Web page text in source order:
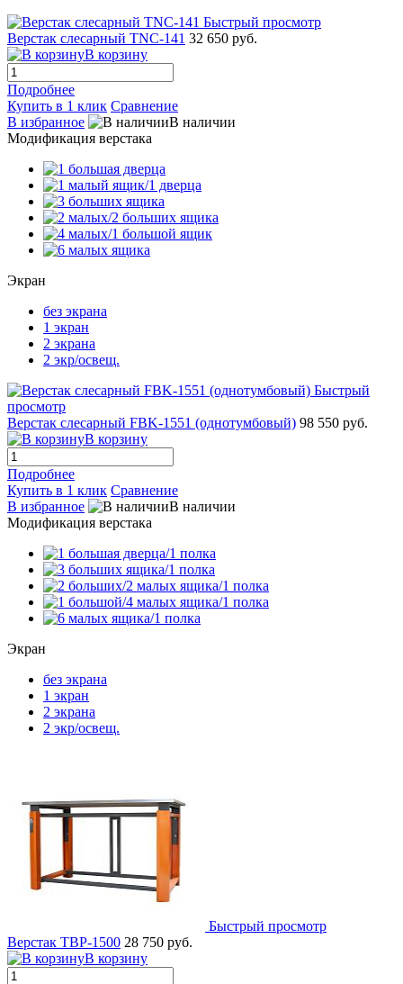
Быстрый просмотр
Верстак слесарный TNC-141 32 650 руб.
В корзину
Подробнее
Купить в 1 клик Сравнение
В избранное
В наличии
Модификация верстака
Экран
без экрана
1 экран
2 экрана
2 экр/освещ.
Быстрый
просмотр
Верстак слесарный FBK-1551 (однотумбовый) 98 550 руб.
В корзину
Подробнее
Купить в 1 клик Сравнение
В избранное
В наличии
Модификация верстака
Экран
без экрана
1 экран
2 экрана
2 экр/освещ.
Быстрый просмотр
Верстак TBP-1500 28 750 руб.
В корзину